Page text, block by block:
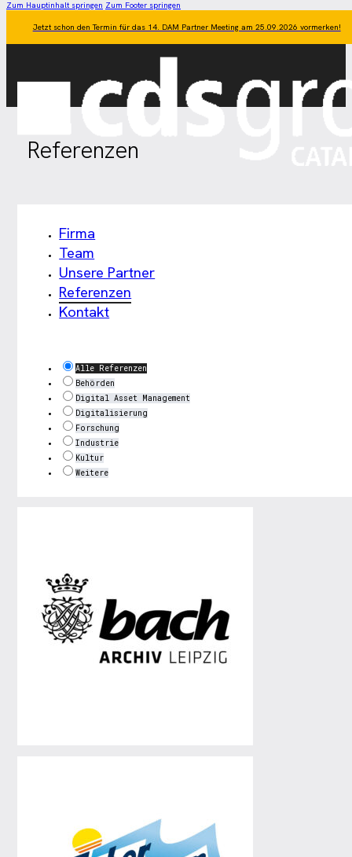
Zum Hauptinhalt springen Zum Footer springen
Jetzt schon den Termin für das 14. DAM Partner Meeting am 25.09.2026 vormerken!
Referenzen
Firma
Team
Unsere Partner
Referenzen
Kontakt
Alle Referenzen
Behörden
Digital Asset Management
Digitalisierung
Forschung
Industrie
Kultur
Weitere